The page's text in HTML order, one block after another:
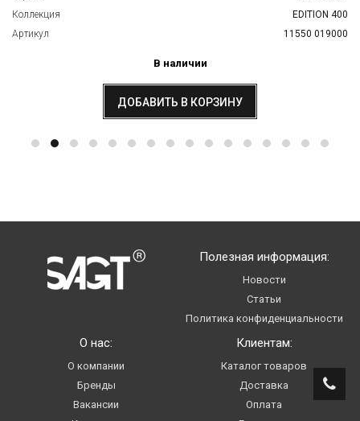
Коллекция
EDITION 400
Артикул
11550 019000
В наличии
ДОБАВИТЬ В КОРЗИНУ
О нас:
О компании
Бренды
Вакансии
Клиентам:
Каталог товаров
Доставка
Оплата
Полезная информация:
Новости
Статьи
Политика конфиденциальности